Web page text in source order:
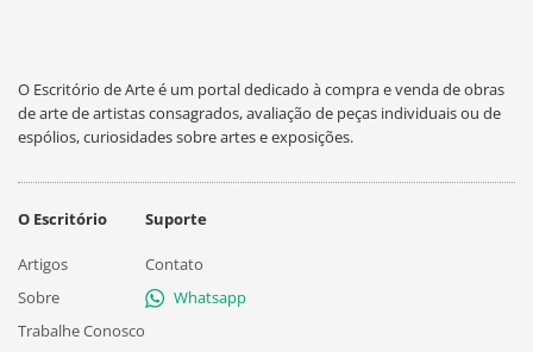
O Escritório de Arte é um portal dedicado à compra e venda de obras
de arte de artistas consagrados, avaliação de peças individuais ou de
espólios, curiosidades sobre artes e exposições.
O Escritório
Artigos
Sobre
Trabalhe Conosco
Suporte
Contato
Whatsapp